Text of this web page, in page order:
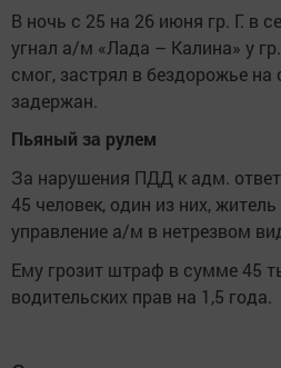
В ночь с 25 на 26 июня гр. Г. в
угнал а/м «Лада – Калина» у
смог, застрял в бездорожье на
задержан.
Пьяный за рулем
За нарушения ПДД к адм.
45 человек, один из них,
управление а/м в нетрезвом
Ему грозит штраф в сумме 45
водительских прав на 1,5 года.